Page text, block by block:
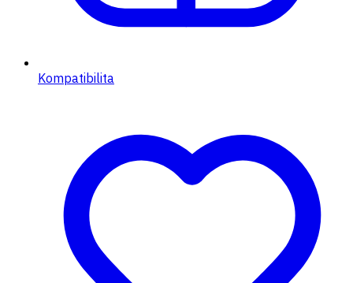
Kompatibilita